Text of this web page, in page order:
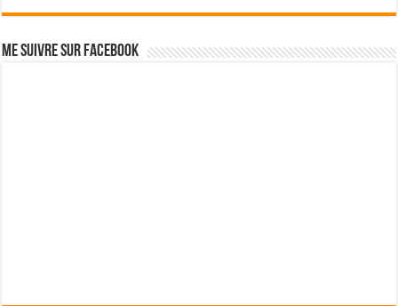
Me suivre sur Facebook